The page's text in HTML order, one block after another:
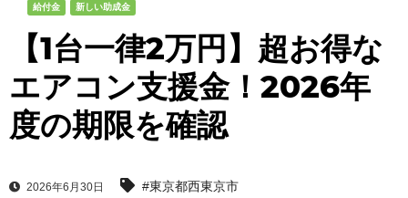
給付金 新しい助成金
【1台一律2万円】超お得な
エアコン支援金！2026年
度の期限を確認
2026年6月30日 #東京都西東京市